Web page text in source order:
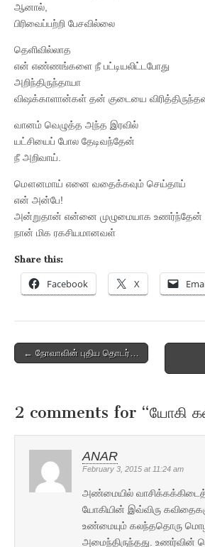
ஆனால்,
பிரிவைப்பற்றி பேசவில்லை
தெளிவில்லாத
என் எண்ணங்களை நீ பட்டியலிட்டபோது
அறிந்திருந்தாயா
விஷக்காளான்கள் தன் குடையை
வானம் வெழுத்த அந்த இரவில்
யட்சியைப் போல தேடிவந்தேன்
நீ அறிவாய்.
மௌனமாய் எனை வதைக்கவும் செய்தாய்
என் அன்பே!
அன்றுதான் என்னை முழுமையாக உணர்ந்தேன்
நான் மிக ரகசியமானவள்
Share this:
Facebook X
Post
← நோவாவின் புதிய தொடர்…
2 comments for “யோகி
ANAR
February 3, 2015 at 11:24 am
அண்மையில்
யோகியின் இவ்விரு
உண்மையும் கலந்ததொரு
அமைந்திருந்தது. உணர்வின்